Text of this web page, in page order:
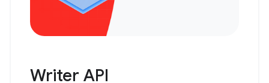
Writer API